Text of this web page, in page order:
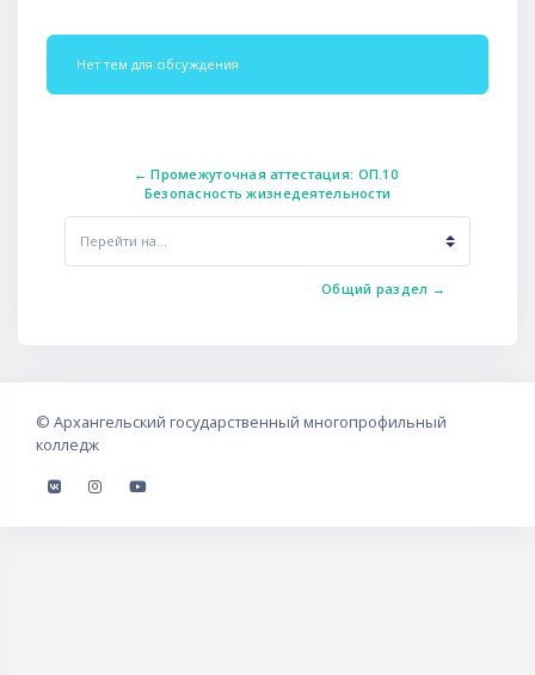
Нет тем для обсуждения
← Промежуточная аттестация: ОП.10
Безопасность жизнедеятельности
Перейти на...
Общий раздел →
© Архангельский государственный многопрофильный
колледж